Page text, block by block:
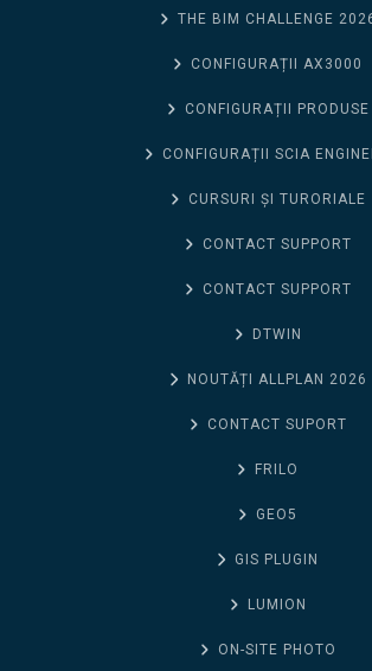
THE BIM CHALLENGE
CONFIGURAȚII AX3000
CONFIGURAȚII PRODUSE
CONFIGURAȚII SCIA
CURSURI ȘI TURORIALE
CONTACT SUPPORT
CONTACT SUPPORT
DTWIN
NOUTĂȚI ALLPLAN 2026
CONTACT SUPORT
FRILO
GEO5
GIS PLUGIN
LUMION
ON-SITE PHOTO